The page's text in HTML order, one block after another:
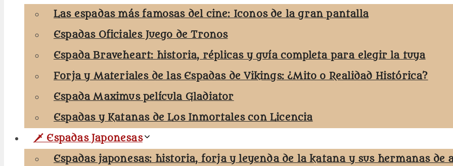
Las espadas más famosas del cine: Iconos de la gran pantalla
Espadas Oficiales Juego de Tronos
Espada Braveheart: historia, réplicas y guía completa para elegir la tuya
Forja y Materiales de las Espadas de Vikings: ¿Mito o Realidad Histórica?
Espada Maximus película Gladiator
Espadas y Katanas de Los Inmortales con Licencia
🗡️ Espadas Japonesas
Espadas japonesas: historia, forja y leyenda de la katana y sus hermanas de